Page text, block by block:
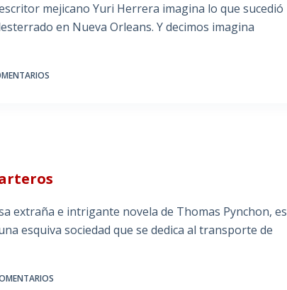
mejicano Yuri Herrera imagina lo que sucedió
en Nueva Orleans. Y decimos imagina
extraña e intrigante novela de Thomas Pynchon, es
esquiva sociedad que se dedica al transporte de